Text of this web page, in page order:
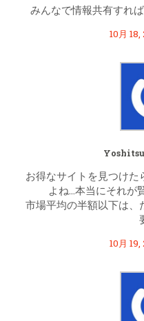
みんなで情報共有すれ
10月
お得なサイトを見つけた
よね…本当にそれが
市場平均の半額以下は、
10月 19,